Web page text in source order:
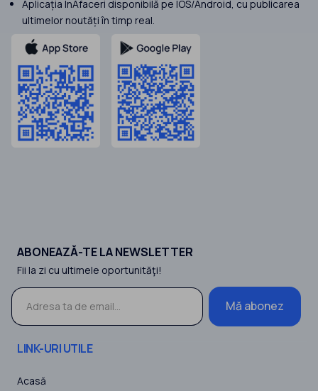
Aplicația InAfaceri disponibilă pe IOS/Android, cu publicarea
ultimelor noutăți în timp real.
ABONEAZĂ-TE LA NEWSLETTER
Fii la zi cu ultimele oportunităţi!
Mă abonez
LINK-URI UTILE
Acasă